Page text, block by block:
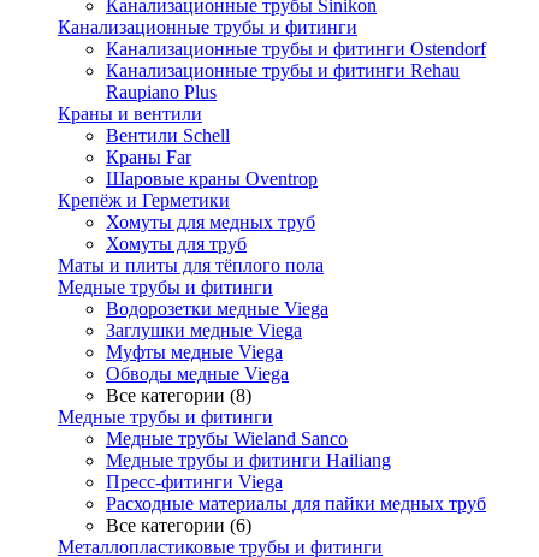
Канализационные трубы Sinikon
Канализационные трубы и фитинги
Канализационные трубы и фитинги Ostendorf
Канализационные трубы и фитинги Rehau
Raupiano Plus
Краны и вентили
Вентили Schell
Краны Far
Шаровые краны Oventrop
Крепёж и Герметики
Хомуты для медных труб
Хомуты для труб
Маты и плиты для тёплого пола
Медные трубы и фитинги
Водорозетки медные Viega
Заглушки медные Viega
Муфты медные Viega
Обводы медные Viega
Все категории (8)
Медные трубы и фитинги
Медные трубы Wieland Sanco
Медные трубы и фитинги Hailiang
Пресс-фитинги Viega
Расходные материалы для пайки медных труб
Все категории (6)
Металлопластиковые трубы и фитинги